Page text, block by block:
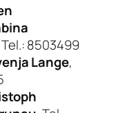
8503499
Lange,